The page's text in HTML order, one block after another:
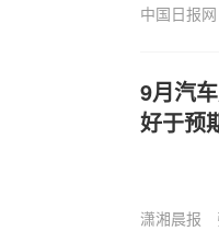
中国日报网
9月汽
好于预
潇湘晨报